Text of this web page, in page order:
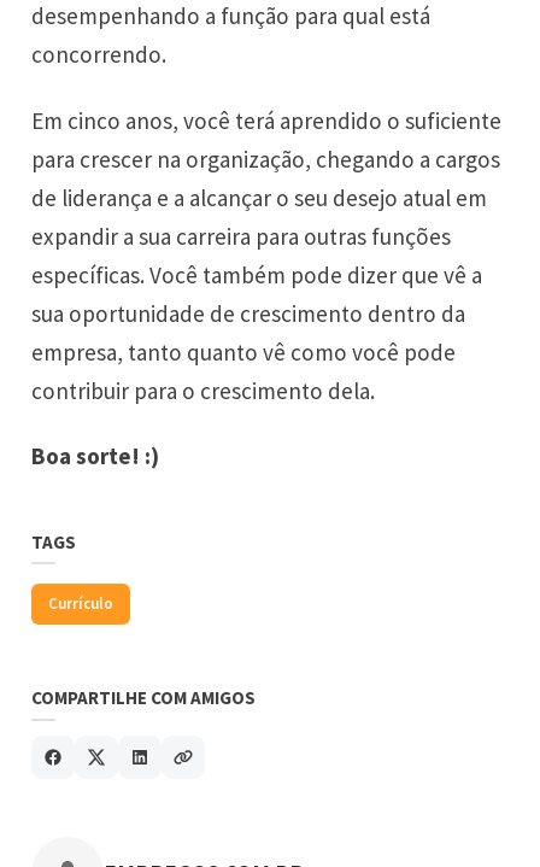
desempenhando a função para qual está
concorrendo.
Em cinco anos, você terá aprendido o suficiente
para crescer na organização, chegando a cargos
de liderança e a alcançar o seu desejo atual em
expandir a sua carreira para outras funções
específicas. Você também pode dizer que vê a
sua oportunidade de crescimento dentro da
empresa, tanto quanto vê como você pode
contribuir para o crescimento dela.
Boa sorte! :)
TAGS
Currículo
COMPARTILHE COM AMIGOS